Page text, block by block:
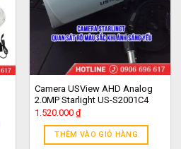
Camera USView AHD Analog
2.0MP Starlight US-S2001C4
1.520.000 ₫
THÊM VÀO GIỎ HÀNG